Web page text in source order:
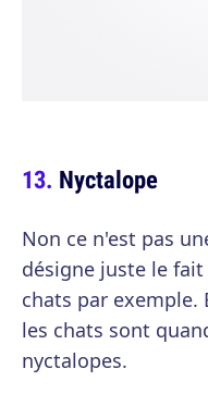
Nyctalope
Non ce n'est pas
désigne juste le
chats par exemple.
les chats sont
nyctalopes.